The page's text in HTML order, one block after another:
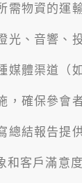
需物資的運
光、音響、
媒體渠道（
，確保參會
總結報告提
客戶滿意度